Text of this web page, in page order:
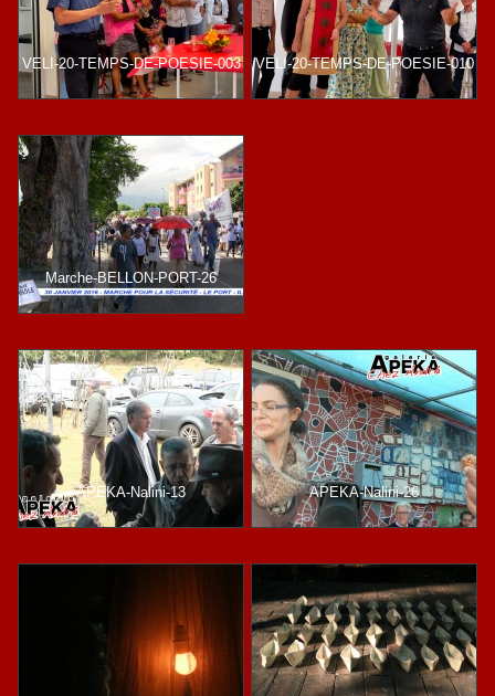
VELI-20-TEMPS-DE-POESIE-003 VELI-20-TEMPS-DE-POESIE-010
Marche-BELLON-PORT-26
APEKA-Nalini-13 APEKA-Nalini-26